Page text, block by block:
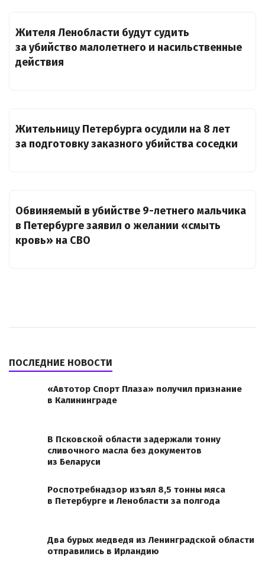
Жителя Ленобласти будут судить
за убийство малолетнего и насильственные
действия
Жительницу Петербурга осудили на 8 лет
за подготовку заказного убийства соседки
Обвиняемый в убийстве 9-летнего мальчика
в Петербурге заявил о желании «смыть
кровь» на СВО
ПОСЛЕДНИЕ НОВОСТИ
«Автотор Спорт Плаза» получил признание
в Калининграде
В Псковской области задержали тонну
сливочного масла без документов
из Беларуси
Роспотребнадзор изъял 8,5 тонны мяса
в Петербурге и Ленобласти за полгода
Два бурых медведя из Ленинградской области
отправились в Ирландию